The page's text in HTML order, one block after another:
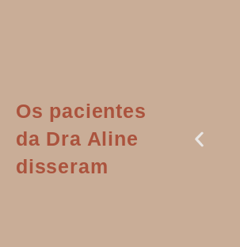
Os pacientes
da Dra Aline
disseram